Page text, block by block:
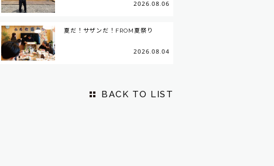
2026.08.06
夏だ！サザンだ！FROM夏祭り
2026.08.04
BACK TO LIST